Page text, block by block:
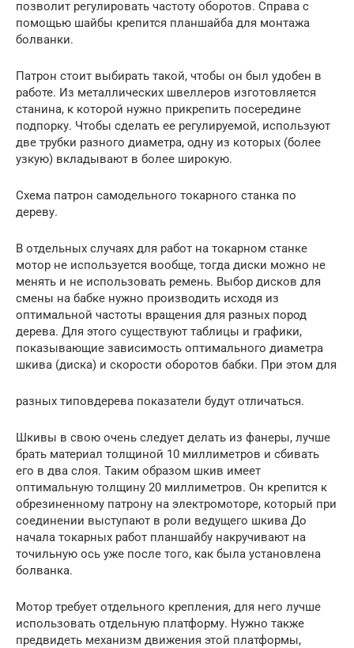
позволит регулировать частоту оборотов. Справа с
помощью шайбы крепится планшайба для монтажа
болванки.
Патрон стоит выбирать такой, чтобы он был удобен в
работе. Из металлических швеллеров изготовляется
станина, к которой нужно прикрепить посередине
подпорку. Чтобы сделать ее регулируемой, используют
две трубки разного диаметра, одну из которых (более
узкую) вкладывают в более широкую.
Схема патрон самодельного токарного станка по
дереву.
В отдельных случаях для работ на токарном станке
мотор не используется вообще, тогда диски можно не
менять и не использовать ремень. Выбор дисков для
смены на бабке нужно производить исходя из
оптимальной частоты вращения для разных пород
дерева. Для этого существуют таблицы и графики,
показывающие зависимость оптимального диаметра
шкива (диска) и скорости оборотов бабки. При этом для
разных типовдерева показатели будут отличаться.
Шкивы в свою очень следует делать из фанеры, лучше
брать материал толщиной 10 миллиметров и сбивать
его в два слоя. Таким образом шкив имеет
оптимальную толщину 20 миллиметров. Он крепится к
обрезиненному патрону на электромоторе, который при
соединении выступают в роли ведущего шкива До
начала токарных работ планшайбу накручивают на
точильную ось уже после того, как была установлена
болванка.
Мотор требует отдельного крепления, для него лучше
использовать отдельную платформу. Нужно также
предвидеть механизм движения этой платформы,